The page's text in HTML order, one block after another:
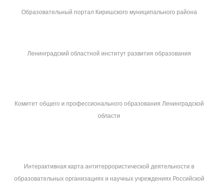
Образовательный портал Киришского муниципального района
Ленинградский областной институт развития образования
Комитет общего и профессионального образования Ленинградской
области
Интерактивная карта антитеррористической деятельности в
образовательных организациях и научных учреждениях Российской